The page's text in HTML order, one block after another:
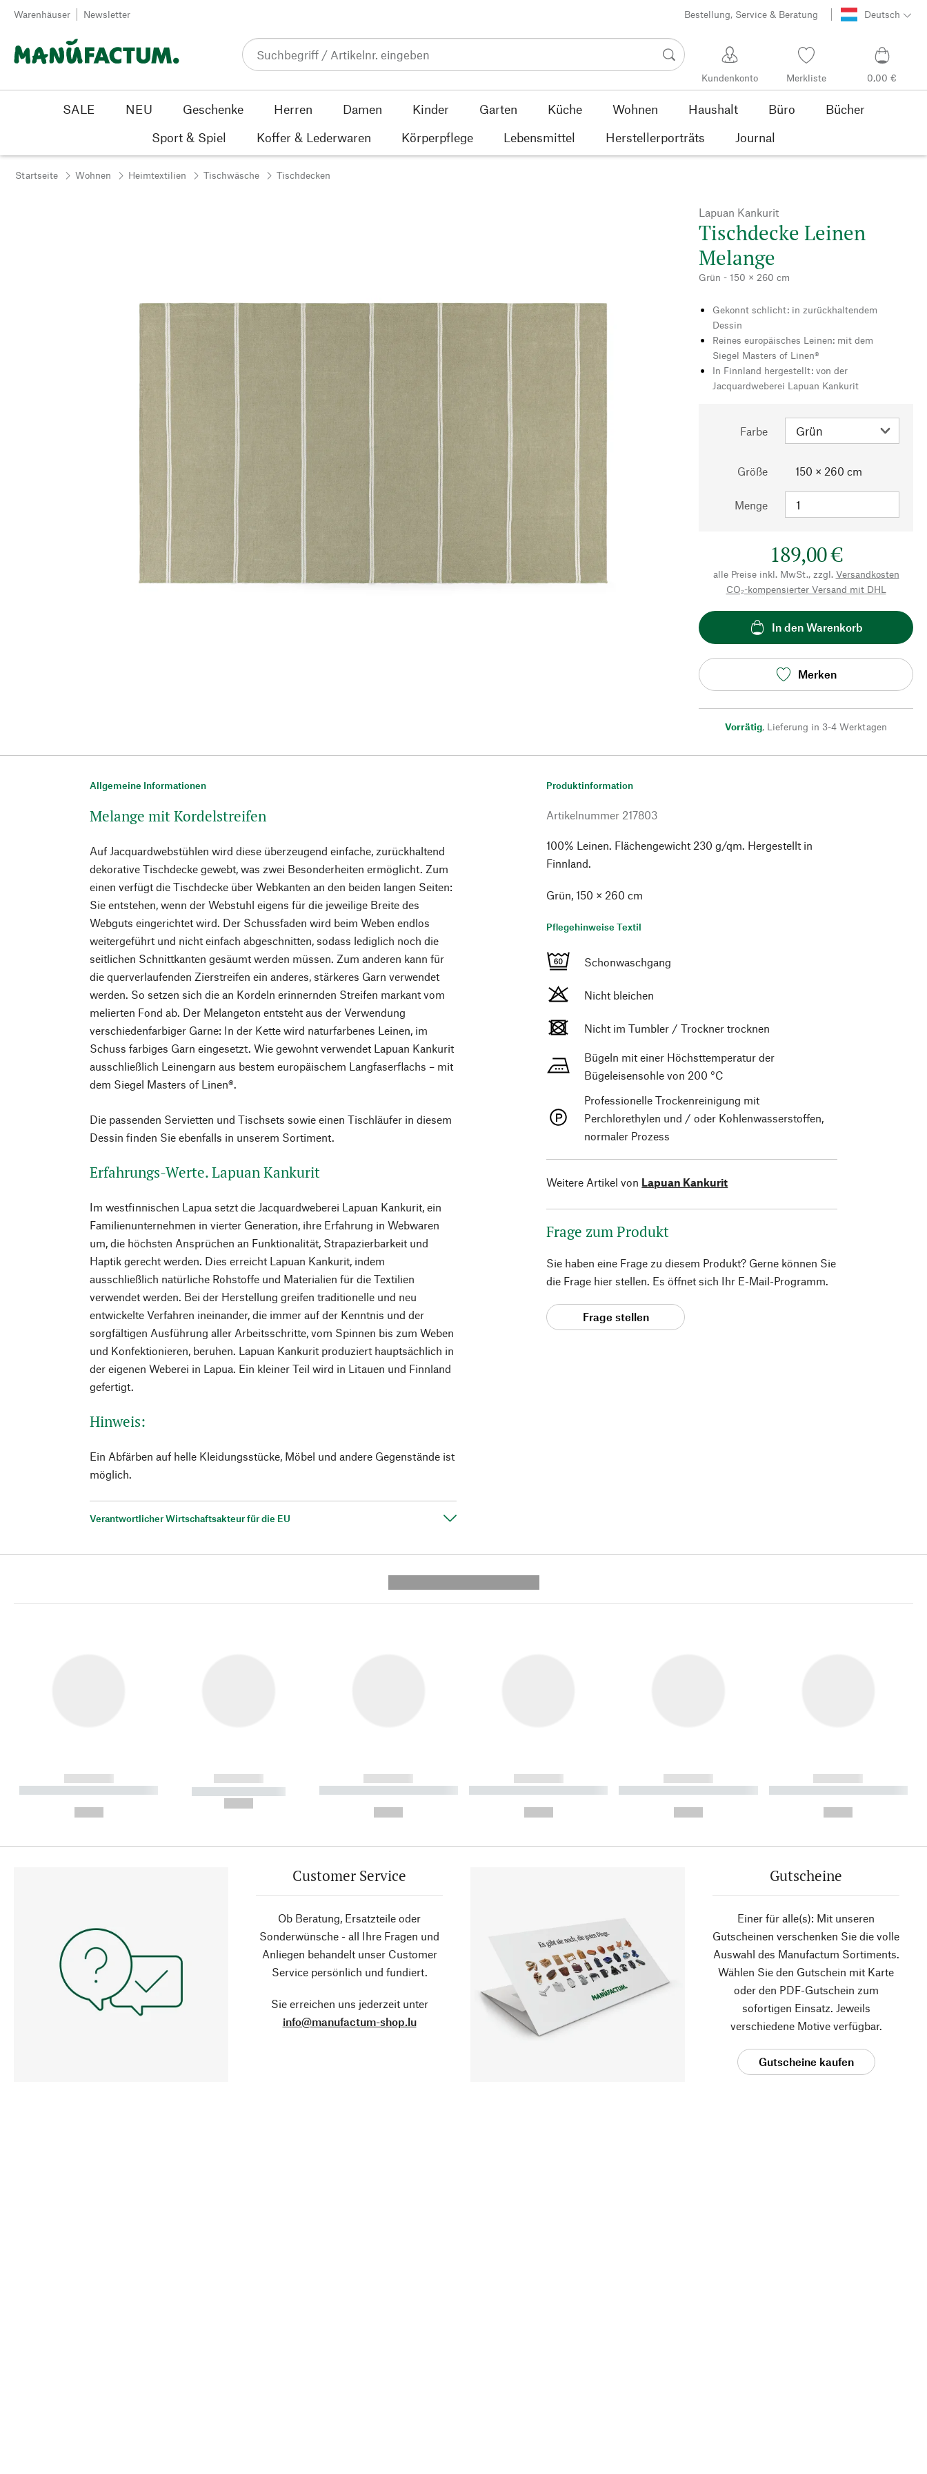
Zum Inhalt springen
Warenhäuser Newsletter Bestellung, Service & Beratung Deutsch
Kundenkonto Merkliste 0,00 €
SALE NEU Geschenke Herren Damen Kinder Garten Küche Wohnen Haushalt Büro
Bücher
Sport & Spiel
Koffer & Lederwaren Körperpflege Lebensmittel Herstellerporträts Journal
Startseite Wohnen Heimtextilien Tischwäsche Tischdecken
Lapuan Kankurit
Tischdecke Leinen
Melange
Grün - 150 × 260 cm
Gekonnt schlicht: in zurückhaltendem
Dessin
Reines europäisches Leinen: mit dem
Siegel Masters of Linen®
In Finnland hergestellt: von der
Jacquardweberei Lapuan Kankurit
Farbe
Größe 150 × 260 cm
Menge
189,00 €
alle Preise inkl. MwSt., zzgl. Versandkosten
CO₂-kompensierter Versand mit DHL
In den Warenkorb
Merken
Vorrätig, Lieferung in 3-4 Werktagen
Allgemeine Informationen
Melange mit Kordelstreifen
Auf Jacquardwebstühlen wird diese überzeugend einfache, zurückhaltend
dekorative Tischdecke gewebt, was zwei Besonderheiten ermöglicht. Zum
einen verfügt die Tischdecke über Webkanten an den beiden langen Seiten:
Sie entstehen, wenn der Webstuhl eigens für die jeweilige Breite des
Webguts eingerichtet wird. Der Schussfaden wird beim Weben endlos
weitergeführt und nicht einfach abgeschnitten, sodass lediglich noch die
seitlichen Schnittkanten gesäumt werden müssen. Zum anderen kann für
die querverlaufenden Zierstreifen ein anderes, stärkeres Garn verwendet
werden. So setzen sich die an Kordeln erinnernden Streifen markant vom
melierten Fond ab. Der Melangeton entsteht aus der Verwendung
verschiedenfarbiger Garne: In der Kette wird naturfarbenes Leinen, im
Schuss farbiges Garn eingesetzt. Wie gewohnt verwendet Lapuan Kankurit
ausschließlich Leinengarn aus bestem europäischem Langfaserflachs – mit
dem Siegel Masters of Linen®.
Die passenden Servietten und Tischsets sowie einen Tischläufer in diesem
Dessin finden Sie ebenfalls in unserem Sortiment.
Erfahrungs-Werte. Lapuan Kankurit
Im westfinnischen Lapua setzt die Jacquardweberei Lapuan Kankurit, ein
Familienunternehmen in vierter Generation, ihre Erfahrung in Webwaren
um, die höchsten Ansprüchen an Funktionalität, Strapazierbarkeit und
Haptik gerecht werden. Dies erreicht Lapuan Kankurit, indem
ausschließlich natürliche Rohstoffe und Materialien für die Textilien
verwendet werden. Bei der Herstellung greifen traditionelle und neu
entwickelte Verfahren ineinander, die immer auf der Kenntnis und der
sorgfältigen Ausführung aller Arbeitsschritte, vom Spinnen bis zum Weben
und Konfektionieren, beruhen. Lapuan Kankurit produziert hauptsächlich in
der eigenen Weberei in Lapua. Ein kleiner Teil wird in Litauen und Finnland
gefertigt.
Hinweis:
Ein Abfärben auf helle Kleidungsstücke, Möbel und andere Gegenstände ist
möglich.
Verantwortlicher Wirtschaftsakteur für die EU
Produktinformation
Artikelnummer 217803
100% Leinen. Flächengewicht 230 g/qm. Hergestellt in
Finnland.
Grün, 150 × 260 cm
Pflegehinweise Textil
Schonwaschgang
Nicht bleichen
Nicht im Tumbler / Trockner trocknen
Bügeln mit einer Höchsttemperatur der
Bügeleisensohle von 200 °C
Professionelle Trockenreinigung mit
Perchlorethylen und / oder Kohlenwasserstoffen,
normaler Prozess
Weitere Artikel von Lapuan Kankurit
Frage zum Produkt
Sie haben eine Frage zu diesem Produkt? Gerne können Sie
die Frage hier stellen. Es öffnet sich Ihr E-Mail-Programm.
Frage stellen
------------
----------- ----------- ----------
------------
----------- -----------
------------
----------- ----------- ----------
------------
----------- ----------- ----------
------------
----------- ----------- ----------
------------
----------- ----------- ----------
Customer Service
Ob Beratung, Ersatzteile oder
Sonderwünsche - all Ihre Fragen und
Anliegen behandelt unser Customer
Service persönlich und fundiert.
Sie erreichen uns jederzeit unter
info@manufactum-shop.lu
Gutscheine
Einer für alle(s): Mit unseren
Gutscheinen verschenken Sie die volle
Auswahl des Manufactum Sortiments.
Wählen Sie den Gutschein mit Karte
oder den PDF-Gutschein zum
sofortigen Einsatz. Jeweils
verschiedene Motive verfügbar.
Gutscheine kaufen